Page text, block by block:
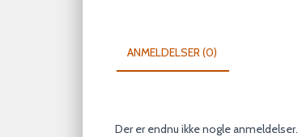
ANMELDELSER (0)
Der er endnu ikke nogle anmeldelser.